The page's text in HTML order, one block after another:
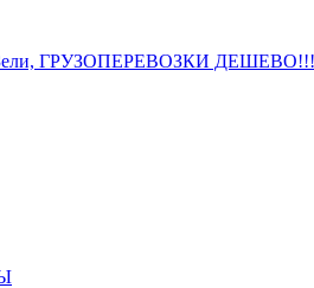
ГРУЗОПЕРЕВОЗКИ ДЕШЕВО!!!.